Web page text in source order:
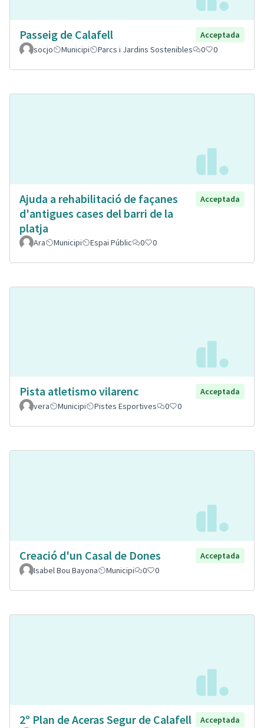
Passeig de Calafell
Acceptada
socjo
Municipi Parcs i Jardins Sostenibles 0 0
Ajuda a rehabilitació de façanes
d'antigues cases del barri de la
platja
Acceptada
Ara Municipi Espai Públic 0 0
Pista atletismo vilarenc
Acceptada
vera
Municipi Pistes Esportives 0 0
Creació d'un Casal de Dones
Acceptada
Isabel Bou Bayona
Municipi 0 0
2º Plan de Aceras Segur de Calafell
Acceptada